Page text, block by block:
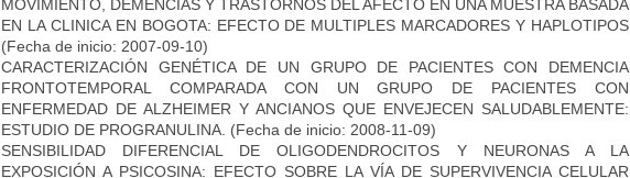
MOVIMIENTO, DEMENCIAS Y TRASTORNOS DEL AFECTO EN UNA MUESTRA BASADA
EN LA CLINICA EN BOGOTA: EFECTO DE MULTIPLES MARCADORES Y HAPLOTIPOS
(Fecha de inicio: 2007-09-10)
CARACTERIZACIÓN GENÉTICA DE UN GRUPO DE PACIENTES CON DEMENCIA
FRONTOTEMPORAL COMPARADA CON UN GRUPO DE PACIENTES CON
ENFERMEDAD DE ALZHEIMER Y ANCIANOS QUE ENVEJECEN SALUDABLEMENTE:
ESTUDIO DE PROGRANULINA. (Fecha de inicio: 2008-11-09)
SENSIBILIDAD DIFERENCIAL DE OLIGODENDROCITOS Y NEURONAS A LA
EXPOSICIÓN A PSICOSINA: EFECTO SOBRE LA VÍA DE SUPERVIVENCIA CELULAR